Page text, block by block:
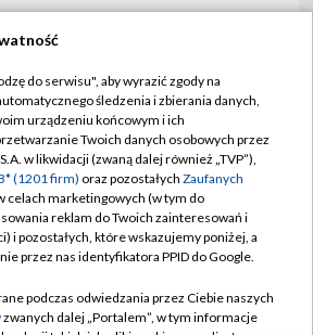
TVP
Abonament TVP
Sklep TVP
Biuro Reklamy
Oferta Handlowa
Emisja w TVP
Regulamin TVP
Polityka prywatności
Moje zgody
Biuro reklamy
do serwisu", aby wyrazić zgody na
śledzenia i zbierania danych,
urządzeniu końcowym i ich
Twoich danych osobowych przez
w likwidacji (zwaną dalej również „TVP”),
(1201 firm) oraz pozostałych Zaufanych
celach marketingowych (w tym do
reklam do Twoich zainteresowań i
i pozostałych, które wskazujemy poniżej, a
przez nas identyfikatora PPID do Google.
podczas odwiedzania przez Ciebie naszych
zwanych dalej „Portalem”, w tym informacje